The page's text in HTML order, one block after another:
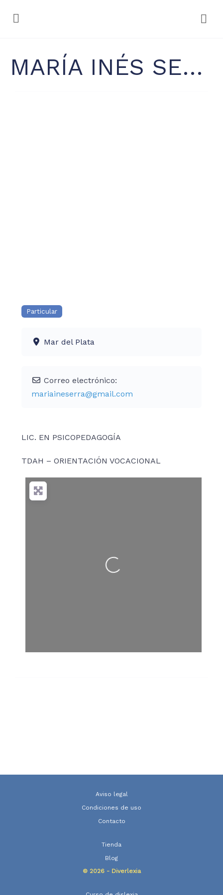
MARÍA INÉS SERRA
Particular
Mar del Plata
Correo electrónico:
mariaineserra@gmail.com
LIC. EN PSICOPEDAGOGÍA
TDAH – ORIENTACIÓN VOCACIONAL
Cargando…
Aviso legal
Condiciones de uso
Contacto
Tienda
Blog
© 2026 - Diverlexia